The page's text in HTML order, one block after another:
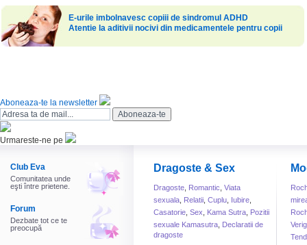
E-urile imbolnavesc copiii de sindromul ADHD
Atentie la aditivii nocivi din medicamentele pentru copii
Aboneaza-te la newsletter
Urmareste-ne pe
Club Eva
Comunitatea unde
eşti între prietene.
Forum
Dezbate tot ce te
preocupă
Dragoste & Sex
Dragoste Romantic Viata
sexuala Relatii Cuplu Iubire
Casatorie Sex Kama Sutra Pozitii
sexuale Kamasutra Declaratii de
dragoste